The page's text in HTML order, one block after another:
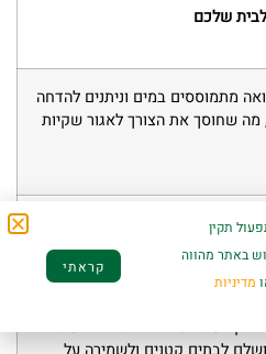
שלכם
מתמוססים במים וניתנים להדחה
שחוסך את הצורך לאגור שקיות
טבעיים ולכן בטוח יותר
אקראית על ידי גורים סקרנים.
אבק בעת חפירת החתול או בעת
תקין
באתר מהווה
מדיניות
קראתי